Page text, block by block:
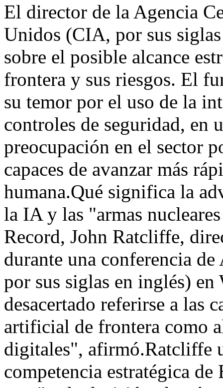
El director de la Agencia
Unidos (CIA, por sus
sobre el posible alcance
frontera y sus riesgos. El
su temor por el uso de la
controles de seguridad, en
preocupación en el sector
capaces de avanzar más
humana.Qué significa la
la IA y las "armas
Record, John Ratcliffe,
durante una conferencia
por sus siglas en inglés)
desacertado referirse a las
artificial de frontera como
digitales", afirmó.Ratcliffe
competencia estratégica